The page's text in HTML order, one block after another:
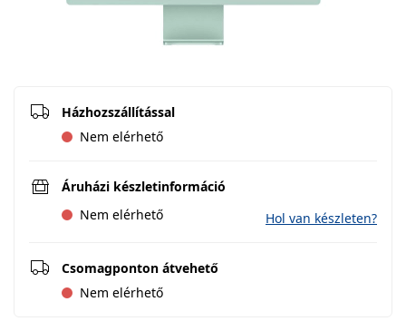
Házhozszállítással
Nem elérhető
Áruházi készletinformáció
Nem elérhető
Hol van készleten?
Csomagponton átvehető
Nem elérhető